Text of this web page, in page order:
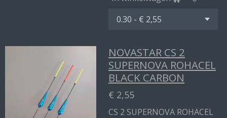
NOVASTAR CS 2
SUPERNOVA ROHACEL
BLACK CARBON
€ 2,55
CS 2 SUPERNOVA ROHACEL